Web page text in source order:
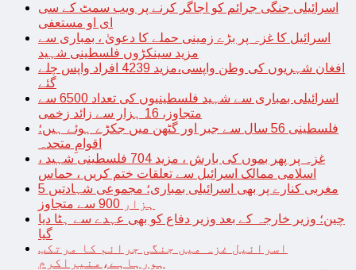
اسرائیلی جنگی جرائم کو اجاگر کرنے پر ویب سمٹ کے سی
ای او مستعفی
اسرائیل کا غزہ پر بڑے زمینی حملے کا دعویٰ ، بمباری سے
مزید سینکڑوں فلسطینی شہید
افغان شہریوں کی وطن واپسی،مزید 4239 افراد واپس چلے
گئے
اسرائیلی بمباری سے شہید فلسطینیوں کی تعداد 6500 سے
متجاوز، 16 ہزار سے زائد زخمی
فلسطینی 56 سال سے جبر اور گٹھن میں جکڑے ہوئے ہیں؛
اقوامِ متحدہ
غزہ پر پھر بموں کی بارش ، مزید 704 فلسطینی شہید ،
اسلامی ممالک اسرائیل سے تعلقات ختم کریں ، حماس
مغربی کنارے پر بھی اسرائیلی بمباری؛ مجموعی شہادتیں 5
ہزار 900 سے متجاوز
چین؛ وزیر خارجہ کے بعد وزیر دفاع کو بھی عہدے سے ہٹا دیا
گیا
اسرائیل غزہ میں جنگی جرائم کا مرتکب
ہورہاہے،منیراکرم